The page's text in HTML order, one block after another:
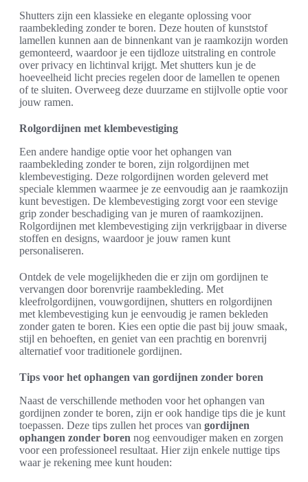
Shutters zijn een klassieke en elegante oplossing voor
raambekleding zonder te boren. Deze houten of kunststof
lamellen kunnen aan de binnenkant van je raamkozijn worden
gemonteerd, waardoor je een tijdloze uitstraling en controle
over privacy en lichtinval krijgt. Met shutters kun je de
hoeveelheid licht precies regelen door de lamellen te openen
of te sluiten. Overweeg deze duurzame en stijlvolle optie voor
jouw ramen.
Rolgordijnen met klembevestiging
Een andere handige optie voor het ophangen van
raambekleding zonder te boren, zijn rolgordijnen met
klembevestiging. Deze rolgordijnen worden geleverd met
speciale klemmen waarmee je ze eenvoudig aan je raamkozijn
kunt bevestigen. De klembevestiging zorgt voor een stevige
grip zonder beschadiging van je muren of raamkozijnen.
Rolgordijnen met klembevestiging zijn verkrijgbaar in diverse
stoffen en designs, waardoor je jouw ramen kunt
personaliseren.
Ontdek de vele mogelijkheden die er zijn om gordijnen te
vervangen door borenvrije raambekleding. Met
kleefrolgordijnen, vouwgordijnen, shutters en rolgordijnen
met klembevestiging kun je eenvoudig je ramen bekleden
zonder gaten te boren. Kies een optie die past bij jouw smaak,
stijl en behoeften, en geniet van een prachtig en borenvrij
alternatief voor traditionele gordijnen.
Tips voor het ophangen van gordijnen zonder boren
Naast de verschillende methoden voor het ophangen van
gordijnen zonder te boren, zijn er ook handige tips die je kunt
toepassen. Deze tips zullen het proces van gordijnen
ophangen zonder boren nog eenvoudiger maken en zorgen
voor een professioneel resultaat. Hier zijn enkele nuttige tips
waar je rekening mee kunt houden: